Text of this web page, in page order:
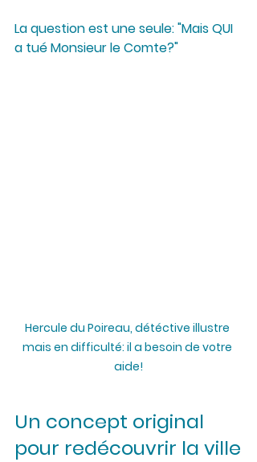
La question est une seule: "Mais QUI
a tué Monsieur le Comte?"
Hercule du Poireau, détéctive illustre
mais en difficulté: il a besoin de votre
aide!
Un concept original
pour redécouvrir la ville